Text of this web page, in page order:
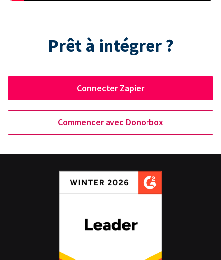
Prêt à intégrer ?
Connecter Zapier
Commencer avec Donorbox